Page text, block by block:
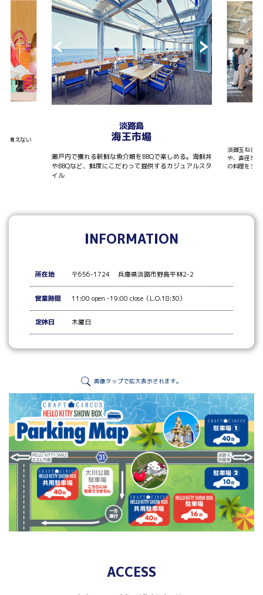
か買えない
淡路島
海王市場
瀬戸内で獲れる新鮮な魚介類をBBQで楽しめる。海鮮丼
やBBQなど、鮮度にこだわって提供するカジュアルスタ
イル
淡路玉ねぎ
や、直径30
の料理をシ
INFORMATION
所在地 〒656-1724 兵庫県淡路市野島平林2-2
営業時間 11:00 open -19:00 close（L.O.18:30）
定休日 木曜日
画像タップで拡大表示されます。
ACCESS